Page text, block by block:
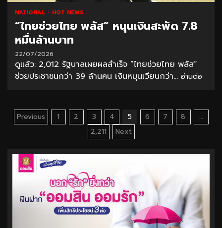
NATIONAL HOT NEWS
“ไทยช่วยไทย พลัส” หนุนเงินสะพัด 7.8
หมื่นล้านบาท
22/07/2026
ดูแล้ว: 2,012 รัฐบาลเผยผลสำเร็จ “ไทยช่วยไทย พลัส”
ช่วยประชาชนกว่า 39 ล้านคน เงินหมุนเวียนกว่า... อ่านต่อ
Posts
Previous 1 2 3 4 5 6 7 8
…
2,211
Next